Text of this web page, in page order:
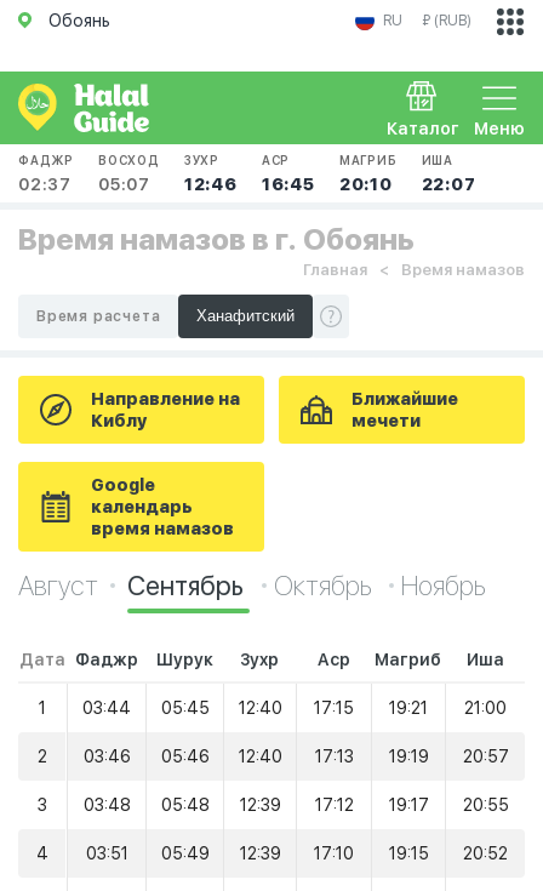
Обоянь RU ₽ (RUB)
Меню
Каталог
ФАДЖР
02:37
ВОСХОД
05:07
ЗУХР
12:46
АСР
16:45
МАГРИБ
20:10
ИША
22:07
Время намазов в г. Обоянь
Главная Время намазов
Время расчета
Направление на
Киблу
Ближайшие
мечети
Google
календарь
время намазов
Август Сентябрь Октябрь Ноябрь
Дата Фаджр Шурук Зухр Аср Магриб Иша
1 03:44 05:45 12:40 17:15 19:21 21:00
2 03:46 05:46 12:40 17:13 19:19 20:57
3 03:48 05:48 12:39 17:12 19:17 20:55
4 03:51 05:49 12:39 17:10 19:15 20:52